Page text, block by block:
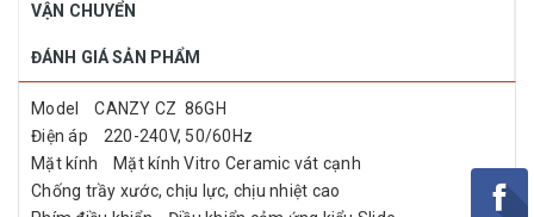
VẬN CHUYỂN
ĐÁNH GIÁ SẢN PHẨM
Model CANZY CZ 86GH
Điện áp 220-240V, 50/60Hz
Mặt kính Mặt kính Vitro Ceramic vát cạnh
Chống trầy xước, chịu lực, chịu nhiệt cao